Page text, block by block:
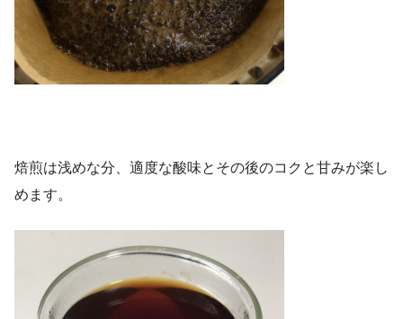
焙煎は浅めな分、適度な酸味とその後のコクと甘みが楽し
めます。